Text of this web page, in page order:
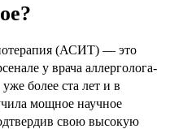
(АСИТ) — это
у врача аллерголога-
более ста лет и в
мощное научное
свою высокую